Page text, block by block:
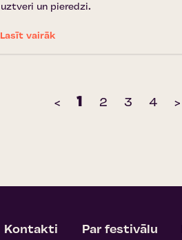
uztveri un pieredzi.
Lasīt vairāk
‹ 1 2 3 4 ›
Kontakti Par festivālu